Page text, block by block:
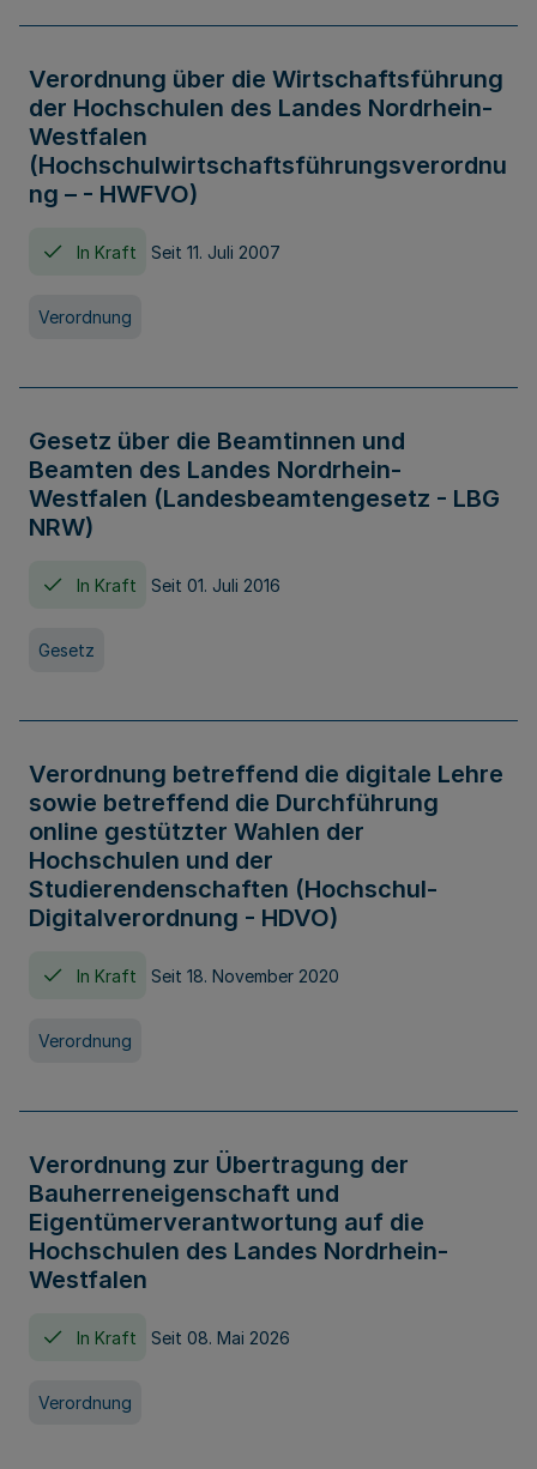
Verordnung über die Wirtschaftsführung
der Hochschulen des Landes Nordrhein-
Westfalen
(Hochschulwirtschaftsführungsverordnu
ng – - HWFVO)
In Kraft Seit 11. Juli 2007
Verordnung
Gesetz über die Beamtinnen und
Beamten des Landes Nordrhein-
Westfalen (Landesbeamtengesetz - LBG
NRW)
In Kraft Seit 01. Juli 2016
Gesetz
Verordnung betreffend die digitale Lehre
sowie betreffend die Durchführung
online gestützter Wahlen der
Hochschulen und der
Studierendenschaften (Hochschul-
Digitalverordnung - HDVO)
In Kraft Seit 18. November 2020
Verordnung
Verordnung zur Übertragung der
Bauherreneigenschaft und
Eigentümerverantwortung auf die
Hochschulen des Landes Nordrhein-
Westfalen
In Kraft Seit 08. Mai 2026
Verordnung